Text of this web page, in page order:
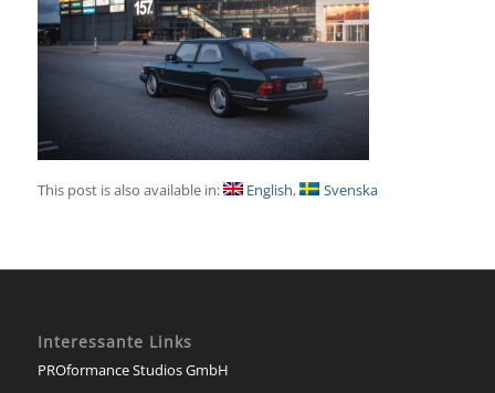
This post is also available in: English Svenska
Interessante Links
PROformance Studios GmbH